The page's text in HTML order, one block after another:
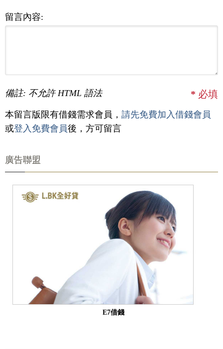
留言內容:
備註: 不允許 HTML 語法 * 必填
本留言版限有借錢需求會員， 請先免費加入借錢會員
或登入免費會員後，方可留言
廣告聯盟
E7借錢